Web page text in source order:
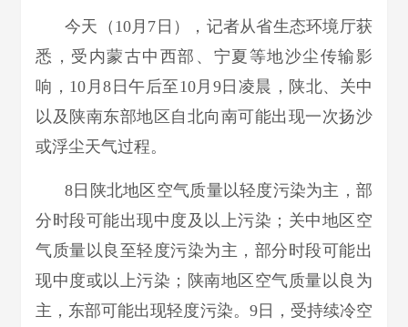
今天（10月7日），记者从省生态环境厅获
悉，受内蒙古中西部、宁夏等地沙尘传输影
响，10月8日午后至10月9日凌晨，陕北、关中
以及陕南东部地区自北向南可能出现一次扬沙
或浮尘天气过程。
8日陕北地区空气质量以轻度污染为主，部
分时段可能出现中度及以上污染；关中地区空
气质量以良至轻度污染为主，部分时段可能出
现中度或以上污染；陕南地区空气质量以良为
主，东部可能出现轻度污染。9日，受持续冷空